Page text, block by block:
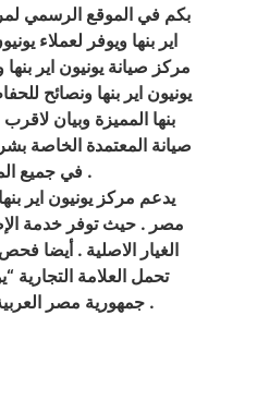
بكم في الموقع الرسمي
اير بنها ويوفر لعملاء
مركز صيانة يونيون اير
يونيون اير بنها ونصائح
بنها المميزة وبيان
صيانة المعتمدة الخاصة
في جميع المحافظات .
يدعم مركز يونيون اير
مصر . حيث توفر خدمة
الغيار الاصلية . أيضا
تحمل العلامة التجارية
جمهورية مصر العربية وكل المحافظات .